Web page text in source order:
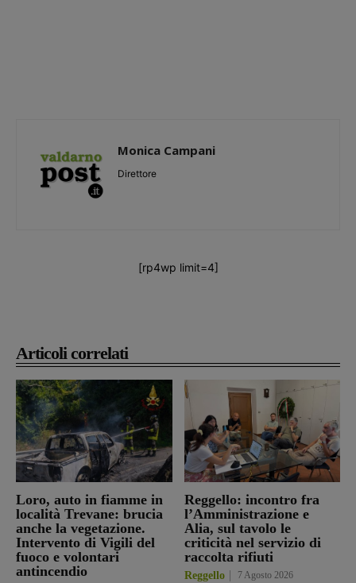
Articoli correlati
Loro, auto in fiamme in
località Trevane: brucia
anche la vegetazione.
Intervento di Vigili del
fuoco e volontari
antincendio
Reggello: incontro fra
l’Amministrazione e
Alia, sul tavolo le
criticità nel servizio di
raccolta rifiuti
Reggello 7 Agosto 2026
Monica Campani
Direttore
[rp4wp limit=4]